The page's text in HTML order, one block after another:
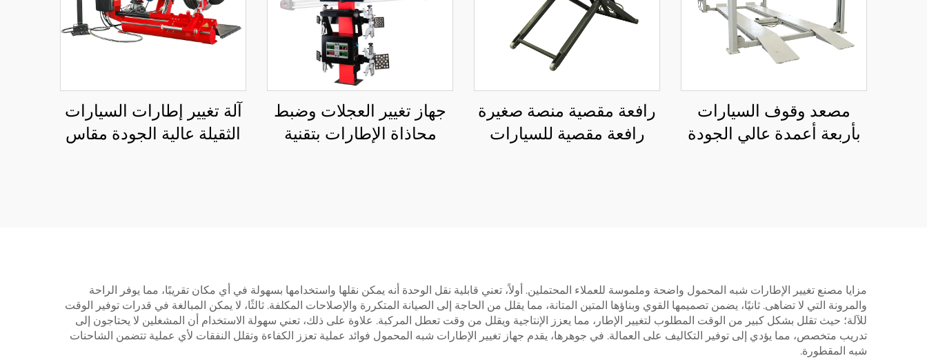
مصعد وقوف السيارات
بأربعة أعمدة عالي الجودة
رافعة مقصية منصة صغيرة
رافعة مقصية للسيارات
جهاز تغيير العجلات وضبط
محاذاة الإطارات بتقنية
آلة تغيير إطارات السيارات
الثقيلة عالية الجودة مقاس
مزايا مصنع تغيير الإطارات شبه المحمول واضحة وملموسة للعملاء المحتملين. أولاً، تعني قابلية نقل الوحدة أنه يمكن نقلها واستخدامها بسهولة في أي مكان تقريبًا، مما يوفر الراحة
والمرونة التي لا تضاهى. ثانيًا، يضمن تصميمها القوي وبناؤها المتين المتانة، مما يقلل من الحاجة إلى الصيانة المتكررة والإصلاحات المكلفة. ثالثًا، لا يمكن المبالغة في قدرات توفير الوقت
للآلة؛ حيث تقلل بشكل كبير من الوقت المطلوب لتغيير الإطار، مما يعزز الإنتاجية ويقلل من وقت تعطل المركبة. علاوة على ذلك، تعني سهولة الاستخدام أن المشغلين لا يحتاجون إلى
تدريب متخصص، مما يؤدي إلى توفير التكاليف على العمالة. في جوهرها، يقدم جهاز تغيير الإطارات شبه المحمول فوائد عملية تعزز الكفاءة وتقلل النفقات لأي عملية تتضمن الشاحنات
شبه المقطورة.